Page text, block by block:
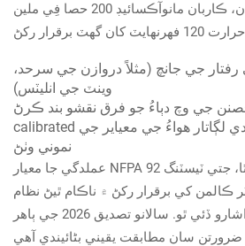
جي سطح 16% کان مٿان، ڪاربان مانوآڪسائيڊ 200 حصا فِي ملين
جي جانچ (مثلاً دروازن جي سرحد،
وينٽ جي انليٽس)
جي وچ دٻاءُ جو فرق نقشو بند ڪرڻ
calibrated سينسرز استعمال ڪندي لڳاتار هواءُ جي معياير جي
نموني وٺڻ
عملدگي جا معيار NFPA 92 سان مطابقت رکن ٿا، جتي ٽيسٽنگ
انچ واٽر ڪالمن کي برقرار رکڻ ۾ ناڪام ٿيڻ نظام
جي اهم خرابين جو اشارو ڏئي ٿو. سالانو تصديق 2026 جي ٻاهر